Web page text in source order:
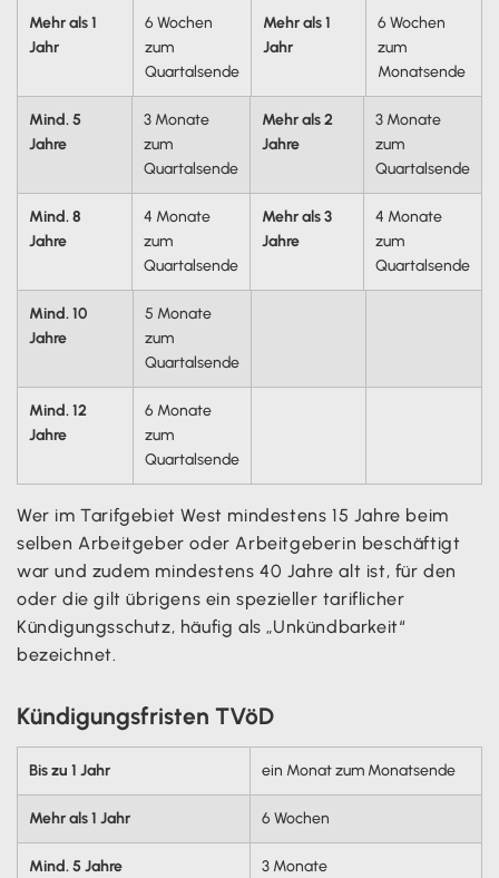
Mehr als 1
Jahr
6 Wochen
zum
Quartalsende
Mehr als 1
Jahr
6 Wochen
zum
Monatsende
Mind. 5
Jahre
3 Monate
zum
Quartalsende
Mehr als 2
Jahre
3 Monate
zum
Quartalsende
Mind. 8
Jahre
4 Monate
zum
Quartalsende
Mehr als 3
Jahre
4 Monate
zum
Quartalsende
Mind. 10
Jahre
5 Monate
zum
Quartalsende
Mind. 12
Jahre
6 Monate
zum
Quartalsende
Wer im Tarifgebiet West mindestens 15 Jahre beim
selben Arbeitgeber oder Arbeitgeberin beschäftigt
war und zudem mindestens 40 Jahre alt ist, für den
oder die gilt übrigens ein spezieller tariflicher
Kündigungsschutz, häufig als „Unkündbarkeit“
bezeichnet.
Kündigungsfristen TVöD
Bis zu 1 Jahr ein Monat zum Monatsende
Mehr als 1 Jahr 6 Wochen
Mind. 5 Jahre 3 Monate